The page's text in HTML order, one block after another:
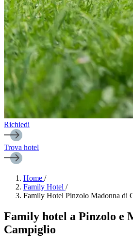
Richiedi
Trova hotel
Home /
Family Hotel /
Family Hotel Pinzolo Madonna di
Family hotel a Pinzolo e
Campiglio